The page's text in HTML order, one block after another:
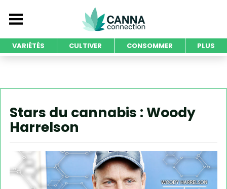
VARIÉTÉS CULTIVER CONSOMMER PLUS
Stars du cannabis : Woody
Harrelson